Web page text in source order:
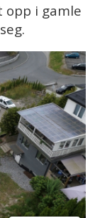
opp i gamle